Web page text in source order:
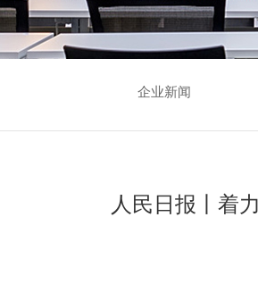
企业新闻
人民日报丨着